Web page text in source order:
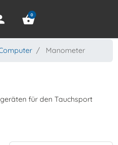
shopping_basket
0
Manometer
für den Tauchsport